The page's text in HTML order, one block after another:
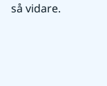
så vidare.